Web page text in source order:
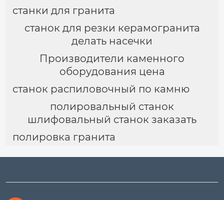
станки для гранита
станок для резки керамогранита
делать насечки
Производители каменного
оборудования цена
станок распиловочный по камню
полировальный станок
шлифовальный станок заказать
полировка гранита